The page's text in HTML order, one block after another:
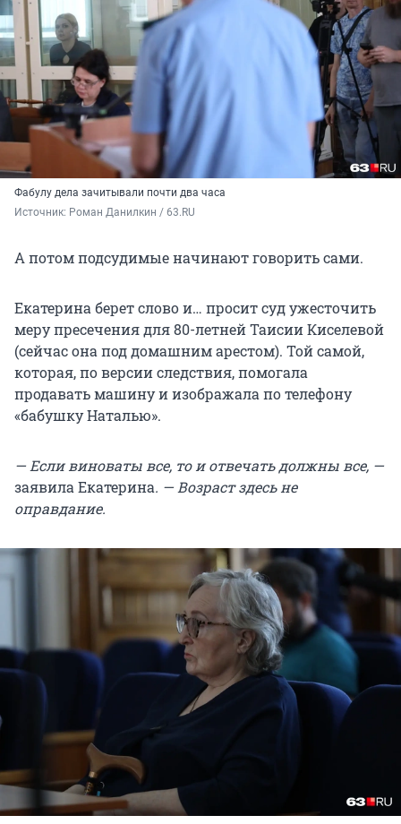
Фабулу дела зачитывали почти два часа
Источник: Роман Данилкин / 63.RU
А потом подсудимые начинают говорить сами.
Екатерина берет слово и… просит суд ужесточить
меру пресечения для80-летнейТаисии Киселевой
(сейчас она под домашним арестом). Той самой,
которая, по версии следствия, помогала
продавать машину и изображала по телефону
«бабушку Наталью».
— Если виноваты все, то и отвечать должны все, —
заявила Екатерина. — Возраст здесь не
оправдание.